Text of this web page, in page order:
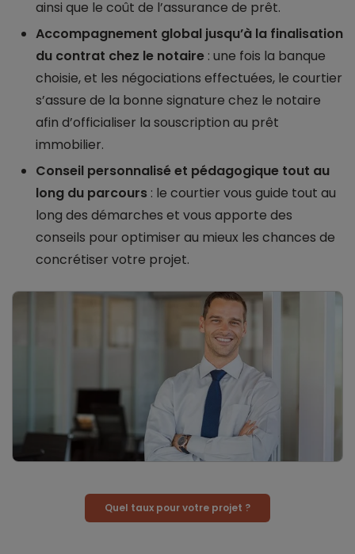
ainsi que le coût de l’assurance de prêt.
Accompagnement global jusqu’à la finalisation
du contrat chez le notaire : une fois la banque
choisie, et les négociations effectuées, le courtier
s’assure de la bonne signature chez le notaire
afin d’officialiser la souscription au prêt
immobilier.
Conseil personnalisé et pédagogique tout au
long du parcours : le courtier vous guide tout au
long des démarches et vous apporte des
conseils pour optimiser au mieux les chances de
concrétiser votre projet.
Quel taux pour votre projet ?